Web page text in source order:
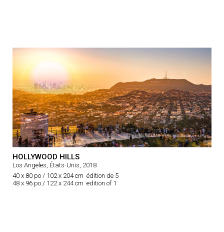
HOLLYWOOD HILLS
Los Angeles, États-Unis, 2018
40 x 80 po / 102 x 204 cm édition de 5
48 x 96 po / 122 x 244 cm edition of 1